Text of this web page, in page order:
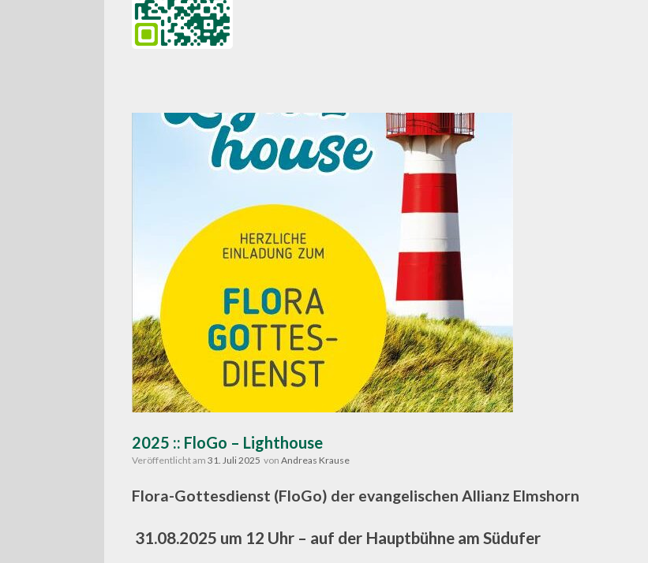
2025 :: FloGo – Lighthouse
Veröffentlicht am 31. Juli 2025 von Andreas Krause
Flora-Gottesdienst (FloGo) der evangelischen Allianz Elmshorn
31.08.2025 um 12 Uhr – auf der Hauptbühne am Südufer